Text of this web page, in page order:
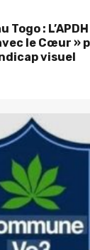
Togo :
le Cœur »
visuel